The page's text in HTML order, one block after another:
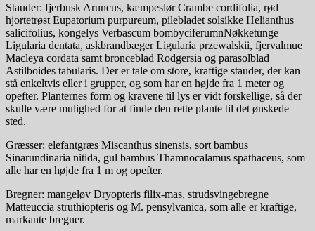
Stauder: fjerbusk Aruncus, kæmpeslør Crambe cordifolia, rød
hjortetrøst Eupatorium purpureum, pilebladet solsikke Helianthus
salicifolius, kongelys Verbascum bombyciferumnNøkketunge
Ligularia dentata, askbrandbæger Ligularia przewalskii, fjervalmue
Macleya cordata samt bronceblad Rodgersia og parasolblad
Astilboides tabularis. Der er tale om store, kraftige stauder, der kan
stå enkeltvis eller i grupper, og som har en højde fra 1 meter og
opefter. Planternes form og kravene til lys er vidt forskellige, så der
skulle være mulighed for at finde den rette plante til det ønskede
sted.
Græsser: elefantgræs Miscanthus sinensis, sort bambus
Sinarundinaria nitida, gul bambus Thamnocalamus spathaceus, som
alle har en højde fra 1 m og opefter.
Bregner: mangeløv Dryopteris filix-mas, strudsvingebregne
Matteuccia struthiopteris og M. pensylvanica, som alle er kraftige,
markante bregner.